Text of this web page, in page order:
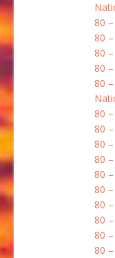
80
80
80
80
80
80
80
80
80
80
80
80
80
80
80